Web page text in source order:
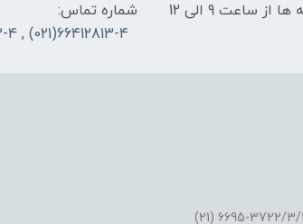
پشتیبانی سایت: شنبه تا چهارشنبه از ساعت 9 الی 17 و پنجشنبه ها از ساعت 9 الی 12
شماره تماس:
66412813-4(021) , 66953722-4(021)